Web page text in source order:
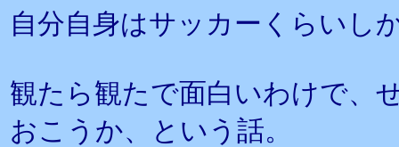
自分自身はサッカーくらいし
観たら観たで面白いわけで、
おこうか、という話。